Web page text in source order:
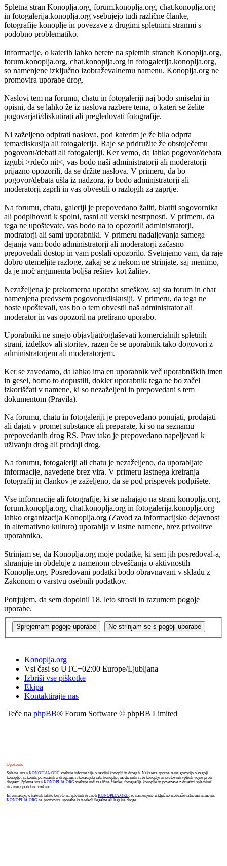
Spletna stran Konoplja.org, forum.konoplja.org, chat.konoplja.org
in fotogalerija.konoplja.org vsebujejo tudi različne članke,
fotografije konoplje in povezave z drugimi spletnimi stranmi s
podobno problematiko.
Informacije, o katerih lahko berete na spletnih straneh Konoplja.org,
forum.konoplja.org, chat.konoplja.org in fotogalerija.konoplja.org,
so namenjene izključno izobraževalnemu namenu. Konoplja.org ne
promovira uporabe drog.
Naslovi tem na forumu, chatu in fotogaleriji naj bodo smiselni in
opisni, da se lahko že iz naslova razbere tema, o kateri se želite
pogovarjati/diskutirati ali pregledovati fotografije.
Ni zaželjeno odpirati naslova, pod katerim je že bila odprta
tema/diskusija ali fotogalerija. Raje se pridružite že obstoječemu
pogovoru/debati ali fotogaleriji. Ker vemo, da lahko pogovor/debata
izgubi >rdečo nit<, vas bodo naši administratorji ali moderatorji
prijazno opozorili, da se držite naslova. V primeru, da bo
pogovor/debata ušla iz nadzora, jo bodo administratorji ali
moderatorji zaprli in vas obvestili o razlogih za zaprtje.
Na forumu, chatu, galeriji je prepovedano žaliti, blatiti sogovornika
ali podpihovati k spolni, rasni ali verski nestrpnosti. V primeru, da
tega ne upoštevate, vas bodo na to opozorili administratorji,
modratorji ali sami uporabniki. V primeru nadaljevanja samega
dejanja vam bodo administratorji ali moderatorji začasno
prepovedali dostop in vam poslali opozorilo. Svetujemo vam, da raje
dobro utemeljite razloge, zakaj se z nekom ne strinjate, saj menimo,
da je moč argumenta boljša rešitev kot žalitev.
Nezaželjena je prekomerna uporaba smeškov, saj sta forum in chat
namenjena predvsem pogovoru/diskusiji. V primeru, da tega ne
boste upoštevali, vas bo o tem obvestil naš administrator ali
moderator in vas opozoril na pretirano uporabo.
Uporabniki ne smejo objavljati/oglaševati komercialnih spletnih
strani, izdelkov ali storitev, razen če se uporabnik tako dogovori z
administratorjem ali moderatorjem.
Ker se zavedamo, da lahko ima en uporabnik več uporabniških imen
in gesel, bomo to dopustili, dokler uporabnik tega ne bo začel
izkoriščati v namene, ki so nezaželjeni in prepovedani s tem
dokumentom (Pravila).
Na forumu, chatu in fotogaleriji je prepovedano ponujati, prodajati
ali dajati v promet substance ali preparate, ki so na seznamu
prepovedanih drog RS. Prav tako je prepovedano napeljevati k
uživanju drog ali prodaji drog.
Na forumu, fotogaleriji ali chatu je nezaželjeno, da uporabljate
informacije, navedene brez vira. V primeru lastnega kreiranja
fotografij in člankov je zaželjeno, da se pod prispevek podpišete.
Vse informacije ali fotografije, ki se nahajajo na strani konoplja.org,
forum.konoplja.org, chat.konoplja.org in fotogalerija.konoplja.org
lahko organizacija Konoplja.org (Zavod za informacijsko dejavnost
in alternativno kulturo) uporablja v lastne namene, brez privolitve
uporabnika.
Strinjam se, da Konoplja.org moje podatke, ki sem jih posredoval-a,
shranjuje in obdeluje z namenom obveščanja o aktivnostih
Konoplje.org. Posredovani podatki bodo obravnavani v skladu z
Zakonom o varstvu osebnih podatkov.
Potrjujem, da sem dopolnil 18. leto strosti in razumem pogoje
uporabe.
Konoplja.org
Vsi časi so UTC+02:00 Europe/Ljubljana
Izbriši vse piškotke
Ekipa
Kontaktirajte nas
Teče na phpBB® Forum Software © phpBB Limited
Opozorilo
Spletna stran KONOPLJA.ORG vsebuje informacije o rastlini konoplji in drogah. Nekatere sporne teme govorijo o vzgoji
konoplje, zakonih, povezanih z drogami, rekreacijski rabi konoplje, medicinski rabi konoplje in svetovnih vplivih vojne proti
drogam. Spletna stran KONOPLJA.ORG vsebuje tudi različne članke, fotografije konoplje in povezave z drugimi spletnimi
stranmi s podobno vsebino.
Informacije, o katerih lahko berete na spletnih straneh KONOPLJA.ORG, so namenjene izključno izobraževalnemu namenu.
KONOPLJA.ORG ne promovira uporabe katerekoli ilegalne ali legalne droge.